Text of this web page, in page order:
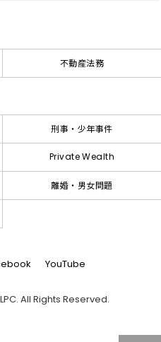
不動産法務
刑事・少年事件
Private Wealth
離婚・男女問題
YouTube
All Rights Reserved.